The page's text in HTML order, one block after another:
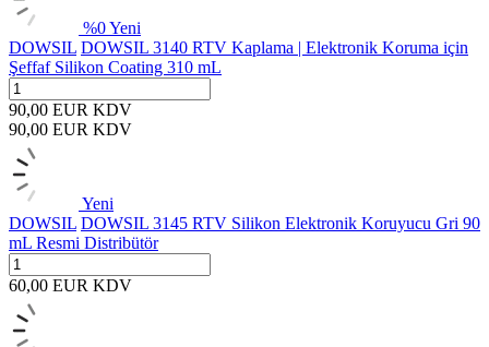
%0Yeni
DOWSIL DOWSIL 3140 RTV Kaplama | Elektronik Koruma için
Şeffaf Silikon Coating 310 mL
90,00 EUR KDV
90,00 EUR KDV
Yeni
DOWSIL DOWSIL 3145 RTV Silikon Elektronik Koruyucu Gri 90
mL Resmi Distribütör
60,00 EUR KDV